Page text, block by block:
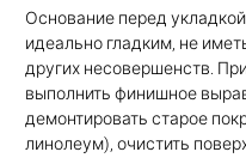
Основание перед
идеально гладким, не
других несовершенств.
выполнить финишное
демонтировать старое
линолеум), очистить